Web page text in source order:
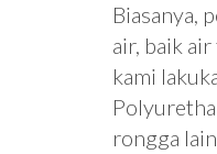
Biasanya,
air, baik
kami
rongga